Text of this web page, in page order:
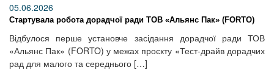
05.06.2026
Стартувала робота дорадчої ради ТОВ «Альянс Пак» (FORTO)
Відбулося перше установче засідання дорадчої ради ТОВ
«Альянс Пак» (FORTO) у межах проєкту «Тест-драйв дорадчих
рад для малого та середнього […]